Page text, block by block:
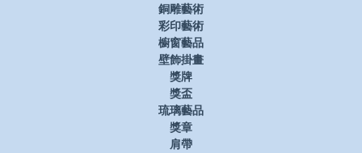
銅雕藝術
彩印藝術
櫥窗藝品
壁飾掛畫
獎牌
獎盃
琉璃藝品
獎章
肩帶